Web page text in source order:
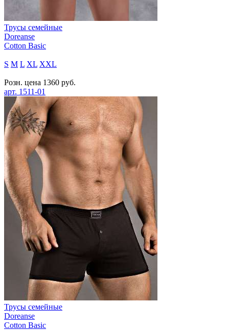
Трусы семейные
Doreanse
Cotton Basic
S M L XL XXL
Розн. цена 1360 руб.
арт. 1511-01
Трусы семейные
Doreanse
Cotton Basic